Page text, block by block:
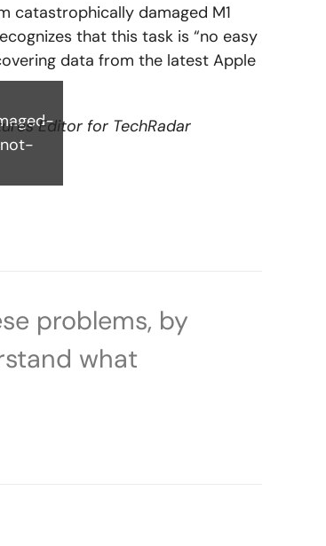
catastrophically damaged M1
that this task is “no easy
data from the latest Apple
Editor for TechRadar
problems, by
what